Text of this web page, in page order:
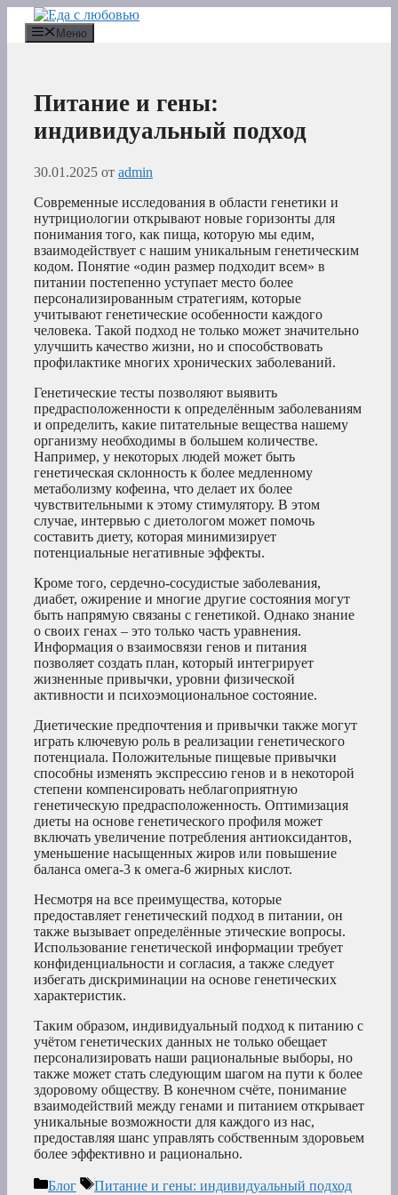
Перейти
содержимому
Меню
Питание и гены:
индивидуальный подход
30.01.2025 от admin
Современные исследования в области генетики и
нутрициологии открывают новые горизонты для
понимания того, как пища, которую мы едим,
взаимодействует с нашим уникальным генетическим
кодом. Понятие «один размер подходит всем» в
питании постепенно уступает место более
персонализированным стратегиям, которые
учитывают генетические особенности каждого
человека. Такой подход не только может значительно
улучшить качество жизни, но и способствовать
профилактике многих хронических заболеваний.
Генетические тесты позволяют выявить
предрасположенности к определённым заболеваниям
и определить, какие питательные вещества нашему
организму необходимы в большем количестве.
Например, у некоторых людей может быть
генетическая склонность к более медленному
метаболизму кофеина, что делает их более
чувствительными к этому стимулятору. В этом
случае, интервью с диетологом может помочь
составить диету, которая минимизирует
потенциальные негативные эффекты.
Кроме того, сердечно-сосудистые заболевания,
диабет, ожирение и многие другие состояния могут
быть напрямую связаны с генетикой. Однако знание
о своих генах – это только часть уравнения.
Информация о взаимосвязи генов и питания
позволяет создать план, который интегрирует
жизненные привычки, уровни физической
активности и психоэмоциональное состояние.
Диетические предпочтения и привычки также могут
играть ключевую роль в реализации генетического
потенциала. Положительные пищевые привычки
способны изменять экспрессию генов и в некоторой
степени компенсировать неблагоприятную
генетическую предрасположенность. Оптимизация
диеты на основе генетического профиля может
включать увеличение потребления антиоксидантов,
уменьшение насыщенных жиров или повышение
баланса омега-3 к омега-6 жирных кислот.
Несмотря на все преимущества, которые
предоставляет генетический подход в питании, он
также вызывает определённые этические вопросы.
Использование генетической информации требует
конфиденциальности и согласия, а также следует
избегать дискриминации на основе генетических
характеристик.
Таким образом, индивидуальный подход к питанию с
учётом генетических данных не только обещает
персонализировать наши рациональные выборы, но
также может стать следующим шагом на пути к более
здоровому обществу. В конечном счёте, понимание
взаимодействий между генами и питанием открывает
уникальные возможности для каждого из нас,
предоставляя шанс управлять собственным здоровьем
более эффективно и рационально.
Рубрики
Блог Метки
Питание и гены: индивидуальный подход